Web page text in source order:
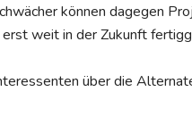
können dagegen
weit in der Zukunft
über die